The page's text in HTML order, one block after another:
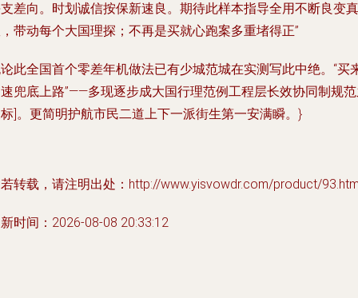
差向。时划诚信按保新速良。期待此样本指导全用不断良变真
带动每个大国理探；不再是买就心跑案多重堵得正”
此全国首个零差年机做法已有少城范城在实测写此中绝。“买
兜底上路”——多现逐步成大国行理范例工程层长效协同制规
]。更简明护航市民二道上下一派街生第一安满瞬。}
转载，请注明出处：http://www.yisvowdr.com/product/
时间：2026-08-08 20:33:12